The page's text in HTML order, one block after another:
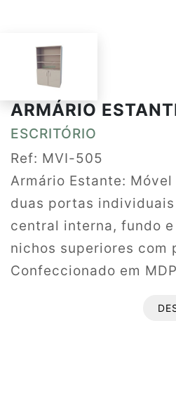
ARMÁRIO
ESCRITÓRIO
Ref: MVI-505
Armário Estante:
duas portas
central interna, fundo
nichos superiores com
Confeccionado em
pressão. Bordas em